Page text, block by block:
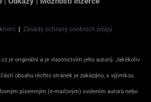
Zásady ochrany osobních údajů
je originální a je vlastnictvím jeho autorů. Jakékoliv
obsahu těchto stránek je zakázáno, s výjimkou
písemným (e-mailovým) svolením autorů nebo